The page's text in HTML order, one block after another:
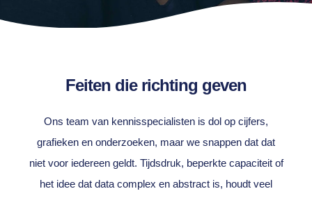
Feiten die richting geven
Ons team van kennisspecialisten is dol op cijfers,
grafieken en onderzoeken, maar we snappen dat dat
niet voor iedereen geldt. Tijdsdruk, beperkte capaciteit of
het idee dat data complex en abstract is, houdt veel